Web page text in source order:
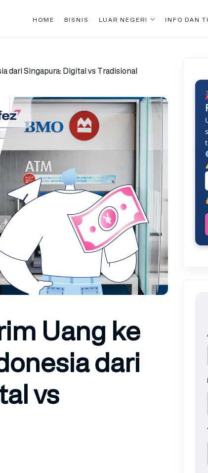
HOME BISNIS LUAR NEGERI INFO DAN
dari Singapura: Digital vs Tradisional
Uang ke
dari
vs